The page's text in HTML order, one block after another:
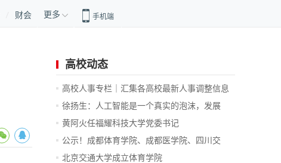
财会 更多 手机端
高校动态
高校人事专栏｜汇集各高校最新人事调整信息
徐扬生：人工智能是一个真实的泡沫，发展
前...
黄阿火任福耀科技大学党委书记
公示！成都体育学院、成都医学院、四川交
通...
北京交通大学成立体育学院